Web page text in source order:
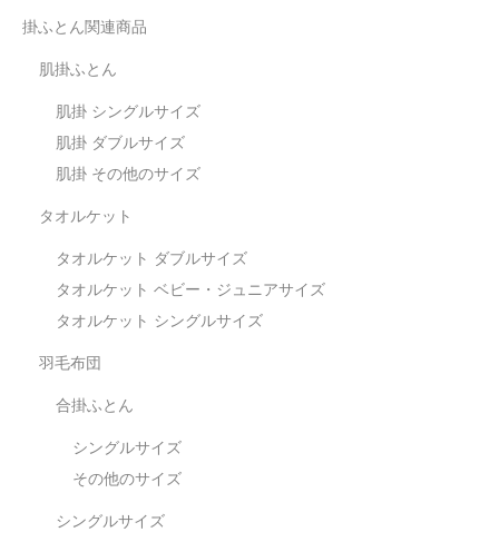
掛ふとん関連商品
肌掛ふとん
肌掛 シングルサイズ
肌掛 ダブルサイズ
肌掛 その他のサイズ
タオルケット
タオルケット ダブルサイズ
タオルケット ベビー・ジュニアサイズ
タオルケット シングルサイズ
羽毛布団
合掛ふとん
シングルサイズ
その他のサイズ
シングルサイズ